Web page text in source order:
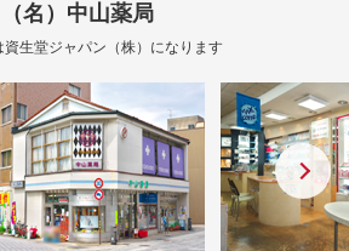
（名）中山薬局
生堂ジャパン（株）になります